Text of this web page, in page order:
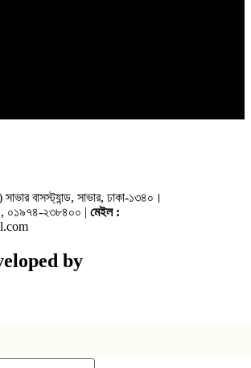
বাসস্ট্যান্ড, সাভার, ঢাকা-১৩৪০।
০১৯৭৪-২৩৮৪০০ | মেইল :
by